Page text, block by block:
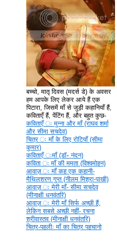
बच्चो, मातृ दिवस (मदर्स डे) के अवसर
हम आपके लिए लेकर आये हैं एक
पिटारा, जिसमें माँ से जुड़ी कहानियाँ हैं,
कविताएँ हैं, पेंटिंग हैं, और बहुत कुछ-
कविताएँ ‍ः मुन्ना और माँ (राघव शर्मा
और सीमा सचदेव)
चित्र ‍ः माँ के लिए रोटियाँ (सीमा
कुमार)
कविताएँ ‍ःमाँ (डॉ॰ नंदन)
कविता ‍ः माँ की ममता (विश्वमोहन)
आवाज़ ‍ः माँ कह एक कहानी-
मैथिलशरण गुप्त (नीलम मिश्रा-पाखी)
आवाज़ ‍ः मेरी माँ- सीमा सचदेव
(मीनाक्षी धनवंतरि)
आवाज़ ‍ः मेरी माँ सिर्फ अच्छी हैं,
लेकिन सबसे अच्छी नहीं- रचना
श्रीवास्तव (मीनाक्षी धनवंतरि)
चित्र-पहलीः माँ का चित्र पहचानो